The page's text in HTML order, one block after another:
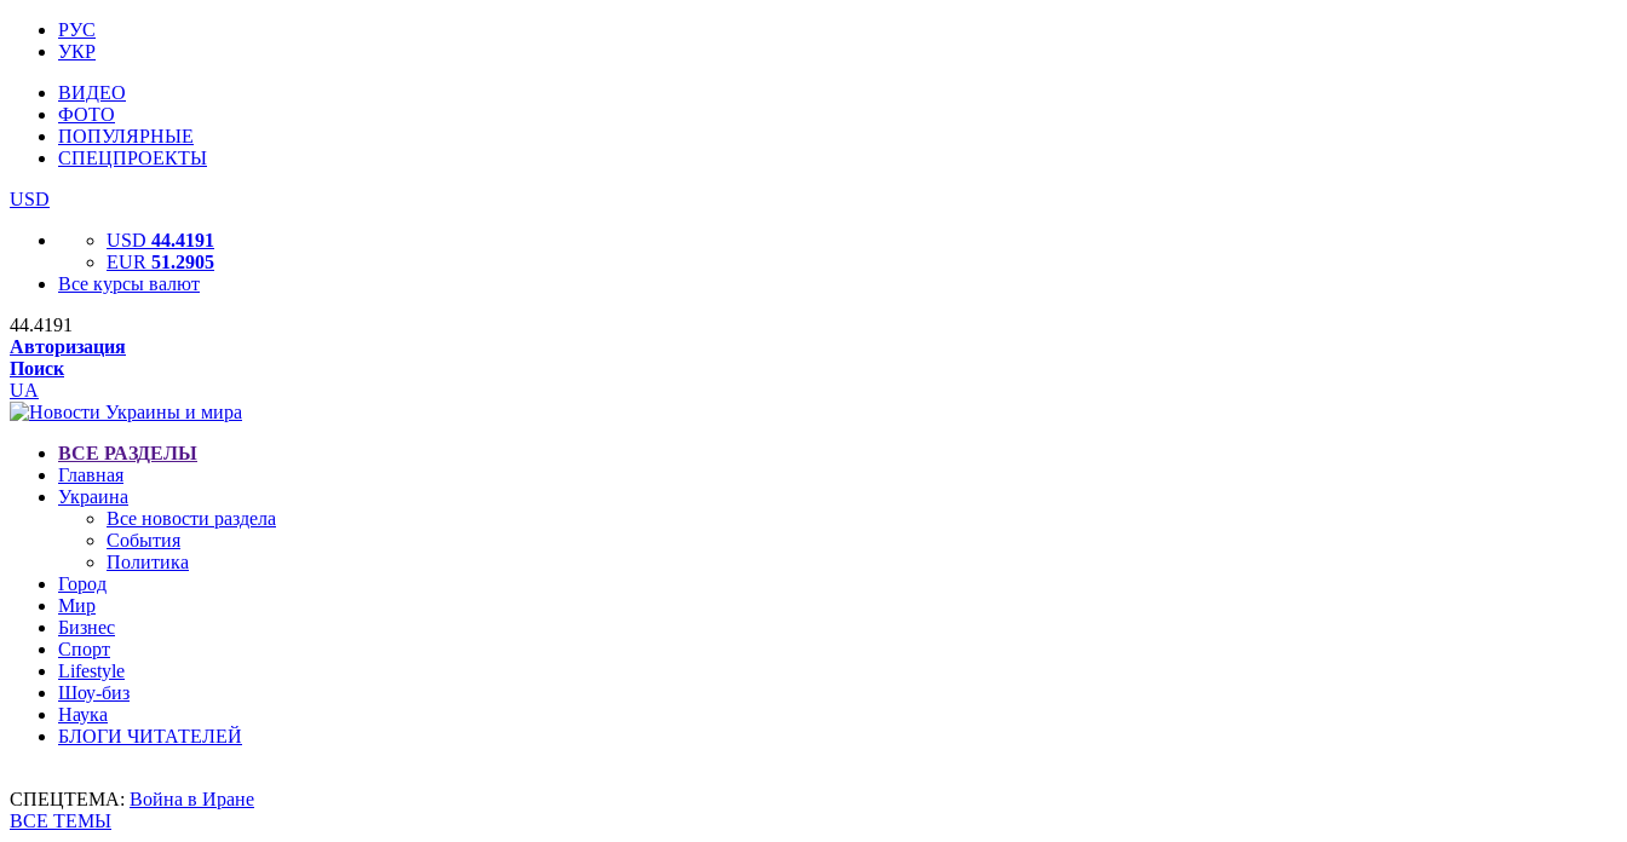
РУС
УКР
ВИДЕО
ФОТО
ПОПУЛЯРНЫЕ
СПЕЦПРОЕКТЫ
USD
USD 44.4191
EUR 51.2905
Все курсы валют
44.4191
Авторизация
Поиск
UA
ВСЕ РАЗДЕЛЫ
Главная
Украина
Все новости раздела
События
Политика
Город
Мир
Бизнес
Спорт
Lifestyle
Шоу-биз
Наука
БЛОГИ ЧИТАТЕЛЕЙ
СПЕЦТЕМА: Война в Иране
ВСЕ ТЕМЫ